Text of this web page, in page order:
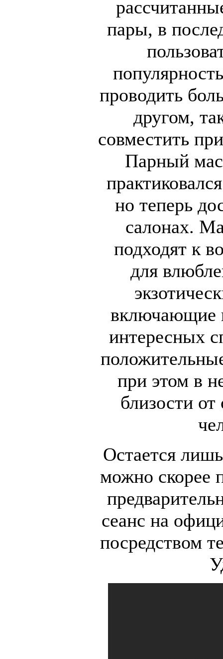
пары, в
проводить
другом,
совместить
Парный
но теперь
салонах.
подходят к
для
включающие
интересных
при этом в
близости от
Остается
можно скорее
сеанс на
посредством